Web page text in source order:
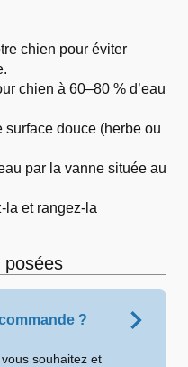
chien pour éviter
chien à 60–80 % d’eau
douce (herbe ou
par la vanne située au
la et rangez-la
posées
?
souhaitez et